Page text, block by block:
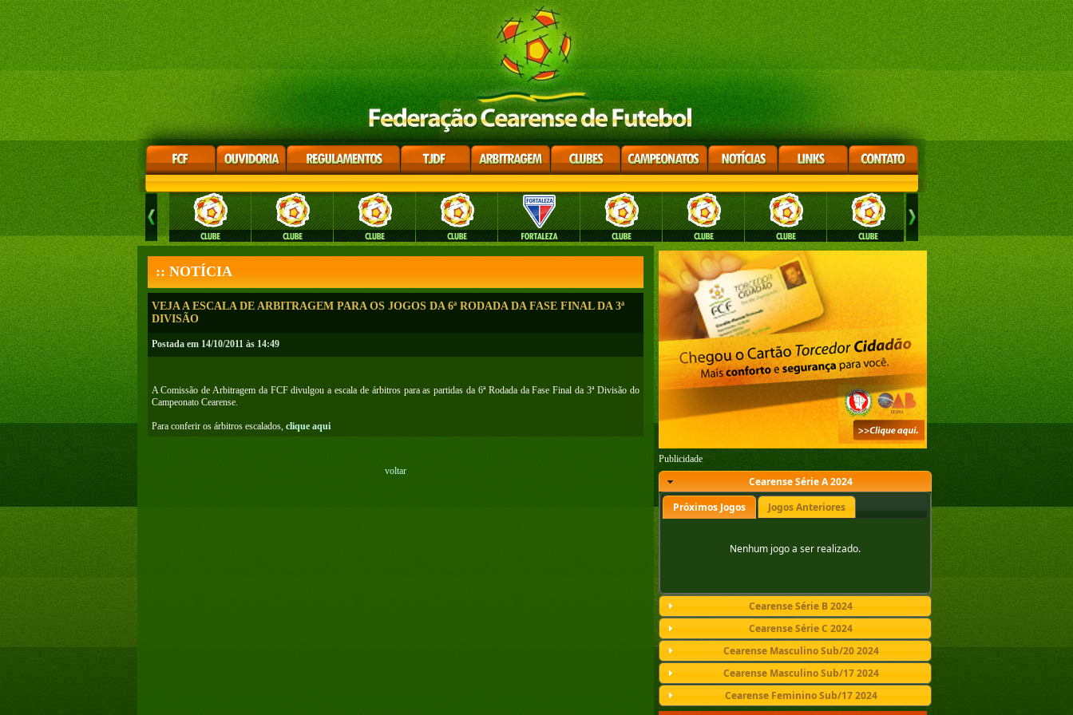
:: NOTÍCIA
VEJA A ESCALA DE ARBITRAGEM PARA OS JOGOS DA 6ª RODADA DA FASE FINAL DA 3ª
DIVISÃO
Postada em 14/10/2011 às 14:49
A Comissão de Arbitragem da FCF divulgou a escala de árbitros para as partidas da 6ª Rodada da Fase Final da 3ª Divisão do
Campeonato Cearense.
Para conferir os árbitros escalados, clique aqui
voltar
Publicidade
Cearense Série A 2024
Próximos Jogos
Jogos Anteriores
Nenhum jogo a ser realizado.
Cearense Série B 2024
Cearense Série C 2024
Cearense Masculino Sub/20 2024
Cearense Masculino Sub/17 2024
Cearense Feminino Sub/17 2024